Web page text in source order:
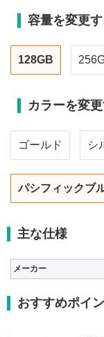
容量を変更
128GB
カラーを変
ゴールド シ
パシフィックブ
主な仕様
メーカー
おすすめポイ